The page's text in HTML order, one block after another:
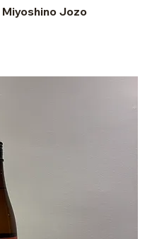
Miyoshino Jozo